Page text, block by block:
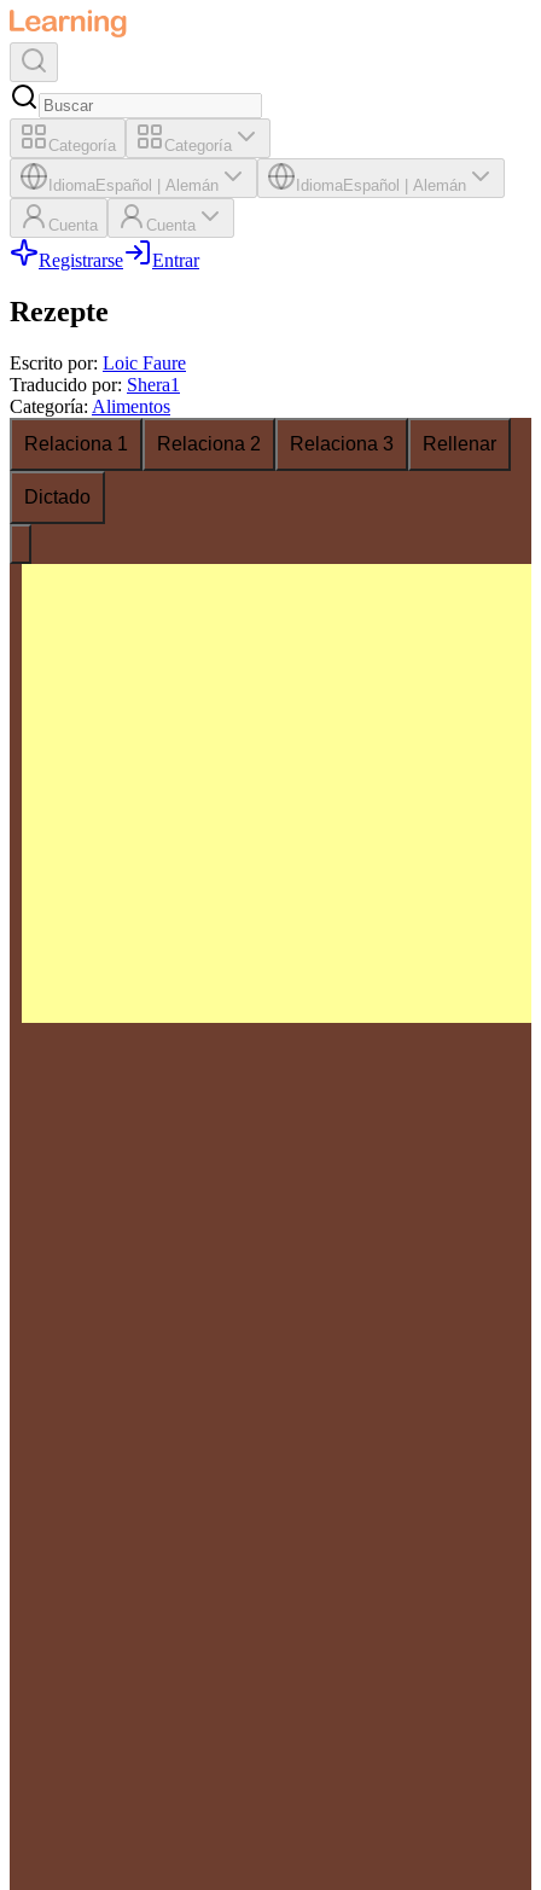
Categoría Categoría
IdiomaEspañol Alemán IdiomaEspañol Alemán
Cuenta Cuenta
Registrarse Entrar
Rezepte
Escrito por: Loic Faure
Traducido por: Shera1
Categoría: Alimentos
Relaciona 1
Relaciona 2 Relaciona 3 Rellenar
Dictado